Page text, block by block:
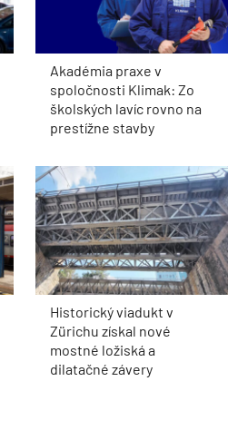
Akadémia praxe v
spoločnosti Klimak: Zo
školských lavíc rovno na
prestížne stavby
Historický viadukt v
Zürichu získal nové
mostné ložiská a
dilatačné závery